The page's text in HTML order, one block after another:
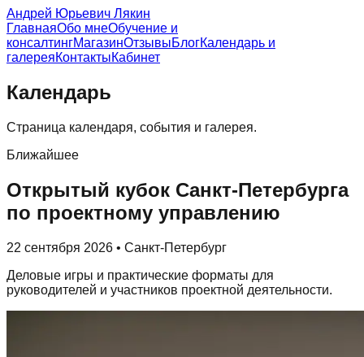
Андрей Юрьевич Лякин
ГлавнаяОбо мнеОбучение и
консалтингМагазинОтзывыБлогКалендарь и
галереяКонтактыКабинет
Календарь
Страница календаря, события и галерея.
Ближайшее
Открытый кубок Санкт-Петербурга
по проектному управлению
22 сентября 2026 • Санкт-Петербург
Деловые игры и практические форматы для
руководителей и участников проектной деятельности.